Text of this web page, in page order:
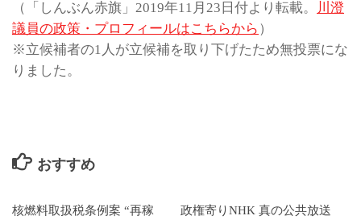
（「しんぶん赤旗」2019年11月23日付より転載。
川澄
議員の政策・プロフィールはこちらから ）
※立候補者の1人が立候補を取り下げたため無投票にな
りました。
おすすめ
核燃料取扱税条例案 “再稼
政権寄りNHK 真の公共放送